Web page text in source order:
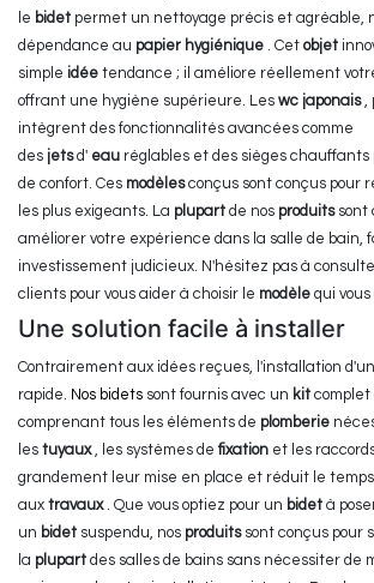
le bidet permet un nettoyage précis et agréable,
dépendance au papier hygiénique . Cet objet
simple idée tendance ; il améliore réellement
offrant une hygiène supérieure. Les wc japonais,
intègrent des fonctionnalités avancées comme
des jetsd' eau réglables et des sièges chauffants
de confort. Ces modèlesconçus sont conçus pour
les plus exigeants. La plupart de nos produitssont
améliorer votre expérience dans la salle de bain,
investissement judicieux. N'hésitez pas à
clients pour vous aider à choisir le modèle qui
Une solution facile à installer
Contrairement aux idées reçues, l'installation d'un
rapide. Nos bidets sont fournis avec un kit complet
comprenant tous les éléments de plomberie
les tuyaux, les systèmes de fixation et les
grandement leur mise en place et réduit le
aux travaux. Que vous optiez pour un bidet à
un bidet suspendu, nos produitssont conçus pour
la plupart des salles de bains sans nécessiter de